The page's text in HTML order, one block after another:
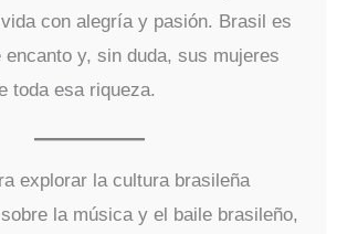
con alegría y pasión. Brasil es
encanto y, sin duda, sus mujeres
toda esa riqueza.
explorar la cultura brasileña
la música y el baile brasileño,